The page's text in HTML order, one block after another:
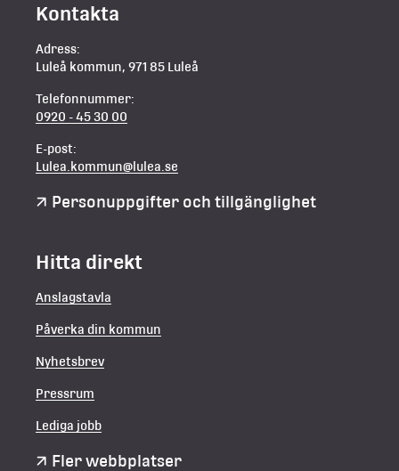
Kontakta
Adress:
Luleå kommun, 971 85 Luleå
Telefonnummer:
0920 - 45 30 00
E-post:
Lulea.kommun@lulea.se
Personuppgifter och tillgänglighet
Hitta direkt
Anslagstavla
Påverka din kommun
Nyhetsbrev
Pressrum
Lediga jobb
Fler webbplatser